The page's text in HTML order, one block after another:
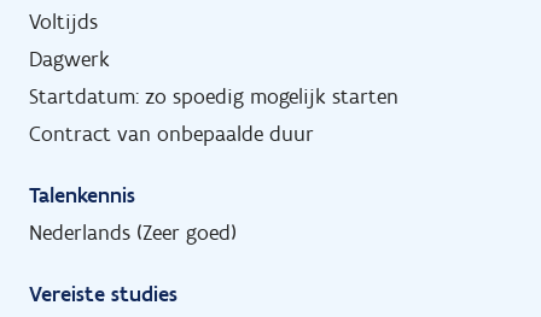
Voltijds
Dagwerk
Startdatum: zo spoedig mogelijk starten
Contract van onbepaalde duur
Talenkennis
Nederlands (Zeer goed)
Vereiste studies